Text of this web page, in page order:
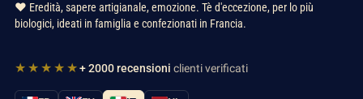
❤️ Eredità, sapere artigianale, emozione. Tè d'eccezione, per lo più
biologici, ideati in famiglia e confezionati in Francia.
★★★★★+ 2000 recensioni clienti verificati